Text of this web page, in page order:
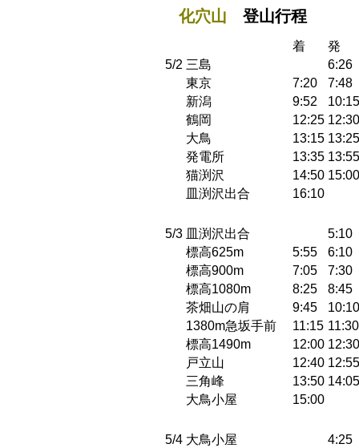
化穴山 登山行程
着
発
5/2 三島
6:26
東京
7:20
7:48
新潟
9:52
10:15
鶴岡
12:25 12:30
大鳥
13:15 13:25
発電所
13:35 13:55
猫渕沢
14:50 15:00
皿渕沢出合
16:10
5/3 皿渕沢出合
5:10
標高625m
5:55
6:10
標高900m
7:05
7:30
標高1080m
8:25
8:45
茶畑山の肩
9:45
10:10
1380m急坂手前
11:15 11:30
標高1490m
12:00 12:30
戸立山
12:40 12:55
三角峰
13:50 14:05
大鳥小屋
15:00
5/4 大鳥小屋
4:25